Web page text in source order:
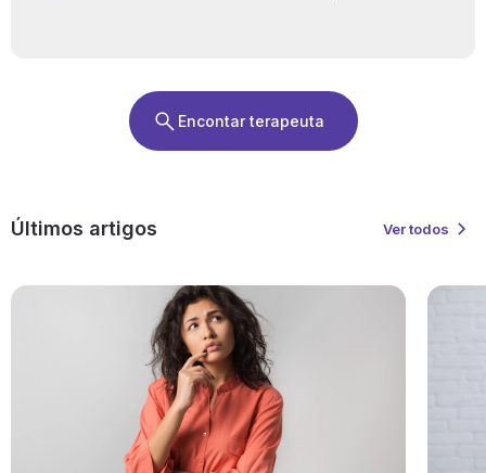
Encontar terapeuta
Últimos artigos Ver todos